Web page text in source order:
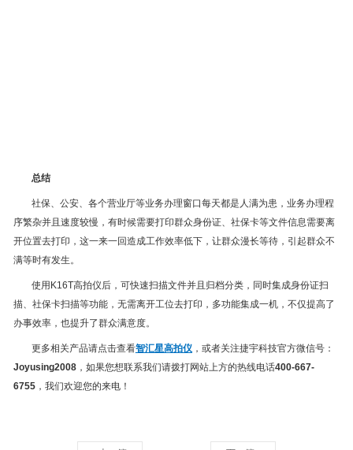
总结
社保、公安、各个营业厅等业务办理窗口每天都是人满为患，业务办理程
序繁杂并且速度较慢，有时候需要打印群众身份证、社保卡等文件信息需要离
开位置去打印，这一来一回造成工作效率低下，让群众漫长等待，引起群众不
满等时有发生。
使用K16T高拍仪后，可快速扫描文件并且归档分类，同时集成身份证扫
描、社保卡扫描等功能，无需离开工位去打印，多功能集成一机，不仅提高了
办事效率，也提升了群众满意度。
更多相关产品请点击查看智汇星高拍仪，或者关注捷宇科技官方微信号：
Joyusing2008，如果您想联系我们请拨打网站上方的热线电话400-667-
6755，我们欢迎您的来电！